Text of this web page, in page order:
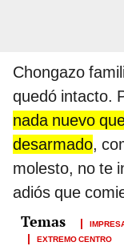
Chongazo
quedó intacto.
nada nuevo
desarmado,
molesto, no te
adiós que
EXTREMO CENTRO